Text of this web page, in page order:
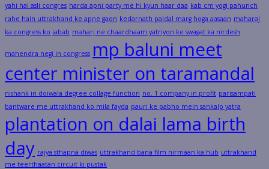
yahi hai asli congres harda apni party me hi kyun haar daa kab cm yogi pahunch
rahe hain uttrakhand ke apne gaon kedarnath paidal marg hoga aasaan maharaj
ka congress ko jabab maharj ne chaardhaam yatriyon ke swagat ka nirdesh
mahendra negi in congress mp baluni meet
center minister on taramandal
nishank in doiwala degree collage function no. 1 company in profit parisampati
bantware me uttrakhand ko mila fayda pauri ke pabho mein sankalp yatra
plantation on dalai lama birth
day rajya sthapna diwas uttrakhand bana film nirmaan ka hub uttrakhand
me teerthaatan circuit ki pustak